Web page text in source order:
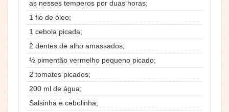
as nesses temperos por duas horas;
1 fio de óleo;
1 cebola picada;
2 dentes de alho amassados;
½ pimentão vermelho pequeno picado;
2 tomates picados;
200 ml de água;
Salsinha e cebolinha;